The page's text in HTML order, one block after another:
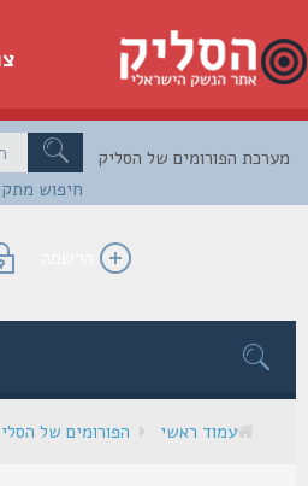
צור
חיפוש מתקדם
הפורומים של הסליק
הרשמה
עמוד ראשי הפורומים של הסליק